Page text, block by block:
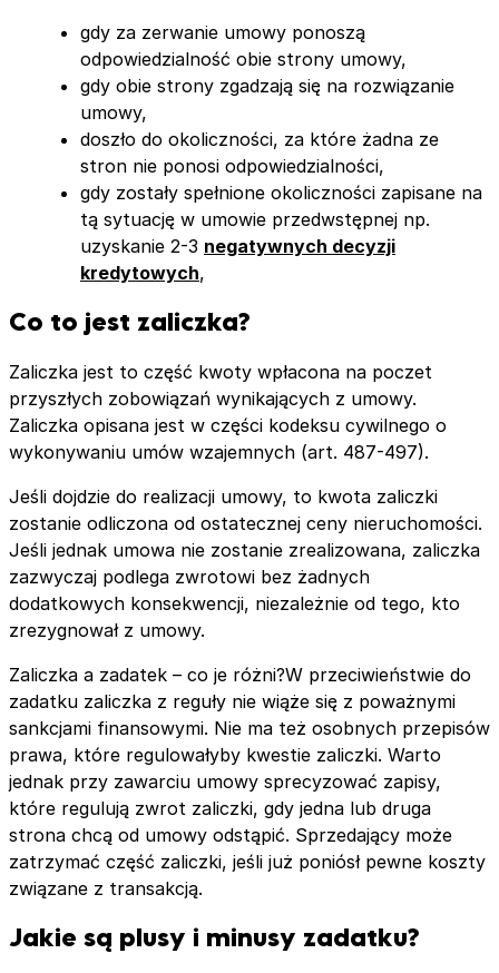
gdy za zerwanie umowy ponoszą
odpowiedzialność obie strony umowy,
gdy obie strony zgadzają się na rozwiązanie
umowy,
doszło do okoliczności, za które żadna ze
stron nie ponosi odpowiedzialności,
gdy zostały spełnione okoliczności zapisane na
tą sytuację w umowie przedwstępnej np.
uzyskanie 2-3 negatywnych decyzji
kredytowych,
Co to jest zaliczka?
Zaliczka jest to część kwoty wpłacona na poczet
przyszłych zobowiązań wynikających z umowy.
Zaliczka opisana jest w części kodeksu cywilnego o
wykonywaniu umów wzajemnych (art. 487-497).
Jeśli dojdzie do realizacji umowy, to kwota zaliczki
zostanie odliczona od ostatecznej ceny nieruchomości.
Jeśli jednak umowa nie zostanie zrealizowana, zaliczka
zazwyczaj podlega zwrotowi bez żadnych
dodatkowych konsekwencji, niezależnie od tego, kto
zrezygnował z umowy.
Zaliczka a zadatek – co je różni?W przeciwieństwie do
zadatku zaliczka z reguły nie wiąże się z poważnymi
sankcjami finansowymi. Nie ma też osobnych przepisów
prawa, które regulowałyby kwestie zaliczki. Warto
jednak przy zawarciu umowy sprecyzować zapisy,
które regulują zwrot zaliczki, gdy jedna lub druga
strona chcą od umowy odstąpić. Sprzedający może
zatrzymać część zaliczki, jeśli już poniósł pewne koszty
związane z transakcją.
Jakie są plusy i minusy zadatku?